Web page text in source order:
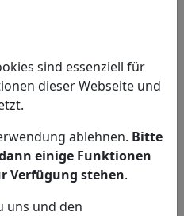
Haben Sie Fragen?
Ansprechpartner
Termin vereinbaren
sind essenziell für
dieser Webseite und
ablehnen. Bitte
einige Funktionen
Verfügung stehen.
uns und den